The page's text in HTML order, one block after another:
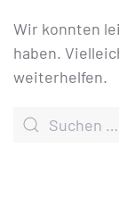
Wir konnten
haben.
weiterhelfen.